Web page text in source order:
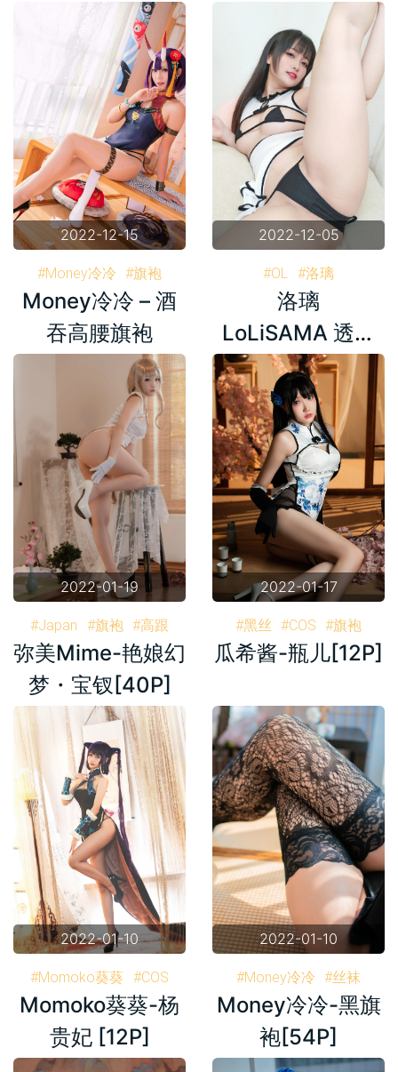
资源）
2022-12-15
#Money冷冷 #旗袍
Money冷冷 – 酒
吞高腰旗袍
2022-12-05
#OL #洛璃
#洛璃LoLiSAMA
洛璃
LoLiSAMA 透视
旗袍 [95P3V-
315MB]
2022-01-19
#Japan #旗袍 #高跟
#宝钗
#弥美Mime #写真
#套图
弥美Mime-艳娘幻
梦・宝钗[40P]
2022-01-17
#黑丝 #COS #旗袍
#高跟 #李瓶儿
#瓶儿
瓜希酱-瓶儿[12P]
2022-01-10
#Momoko葵葵 #COS
#旗袍 #高跟 #杨贵妃
#FGO
#写真 #套图
Momoko葵葵-杨
贵妃 [12P]
2022-01-10
#Money冷冷 #丝袜
#黑丝 #旗袍 #高跟
#写真
#套图
Money冷冷-黑旗
袍[54P]